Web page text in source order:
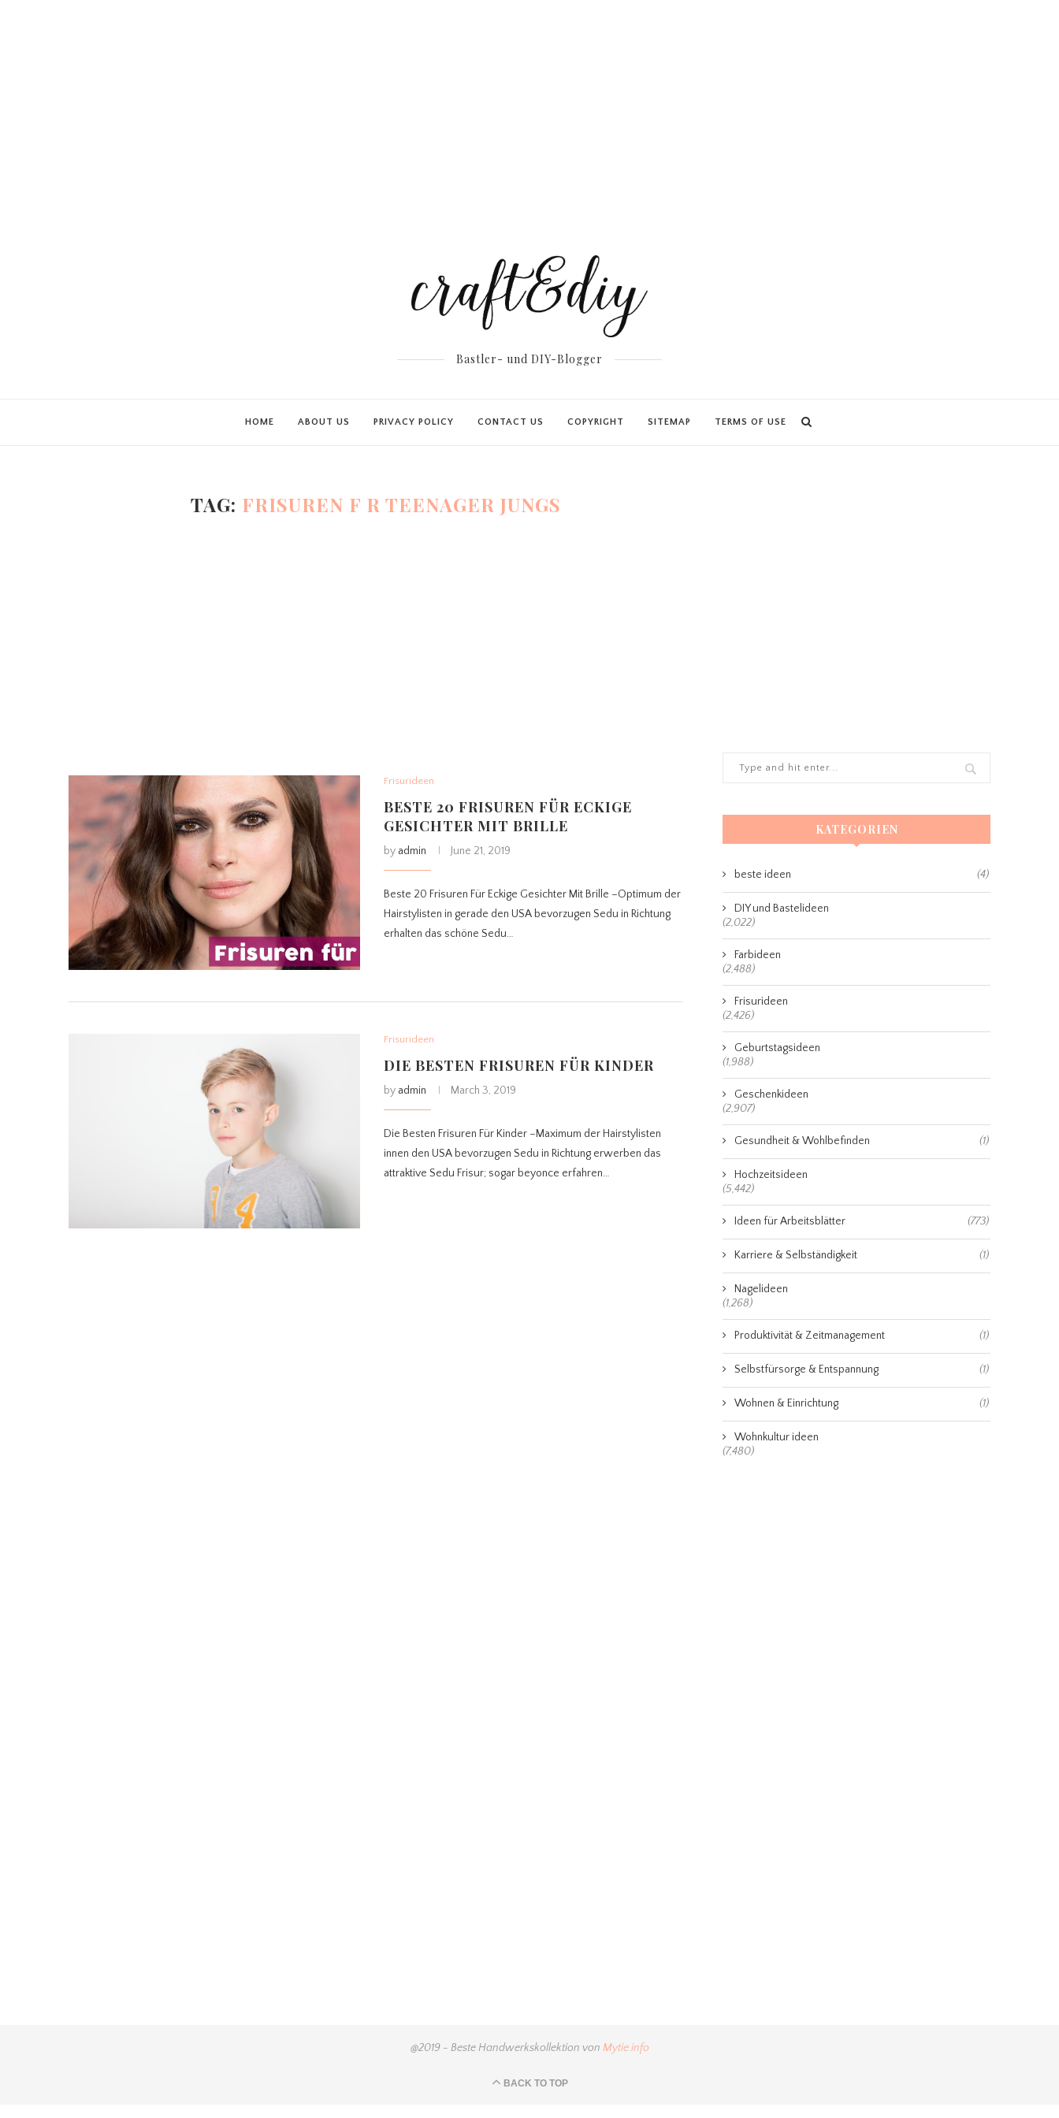
Bastler- und DIY-Blogger
HOME ABOUT US PRIVACY POLICY CONTACT US COPYRIGHT SITEMAP TERMS OF USE
TAG: FRISUREN F R TEENAGER JUNGS
Frisurideen
BESTE 20 FRISUREN FÜR ECKIGE
GESICHTER MIT BRILLE
by admin June 21, 2019
Beste 20 Frisuren Für Eckige Gesichter Mit Brille –Optimum der
Hairstylisten in gerade den USA bevorzugen Sedu in Richtung
erhalten das schöne Sedu…
Frisurideen
DIE BESTEN FRISUREN FÜR KINDER
by admin March 3, 2019
Die Besten Frisuren Für Kinder –Maximum der Hairstylisten
innen den USA bevorzugen Sedu in Richtung erwerben das
attraktive Sedu Frisur; sogar beyonce erfahren…
KATEGORIEN
beste ideen (4)
DIY und Bastelideen
(2,022)
Farbideen
(2,488)
Frisurideen
(2,426)
Geburtstagsideen
(1,988)
Geschenkideen
(2,907)
Gesundheit & Wohlbefinden (1)
Hochzeitsideen
(5,442)
Ideen für Arbeitsblätter (773)
Karriere & Selbständigkeit (1)
Nagelideen
(1,268)
Produktivität & Zeitmanagement (1)
Selbstfürsorge & Entspannung (1)
Wohnen & Einrichtung (1)
Wohnkultur ideen
(7,480)
@2019 - Beste Handwerkskollektion von Mytie.info
BACK TO TOP